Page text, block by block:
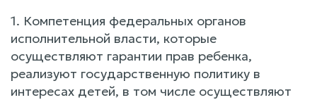
1. Компетенция федеральных органов
исполнительной власти, которые
осуществляют гарантии прав ребенка,
реализуют государственную политику в
интересах детей, в том числе осуществляют